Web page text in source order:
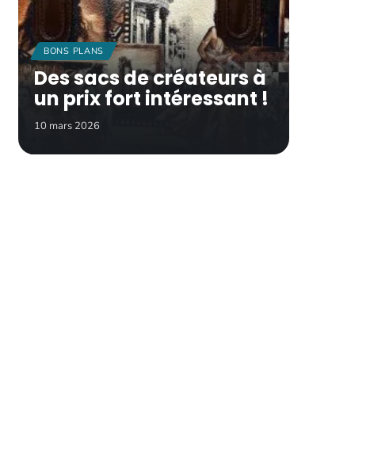
BONS PLANS
Des sacs de créateurs à
un prix fort intéressant !
10 mars 2026